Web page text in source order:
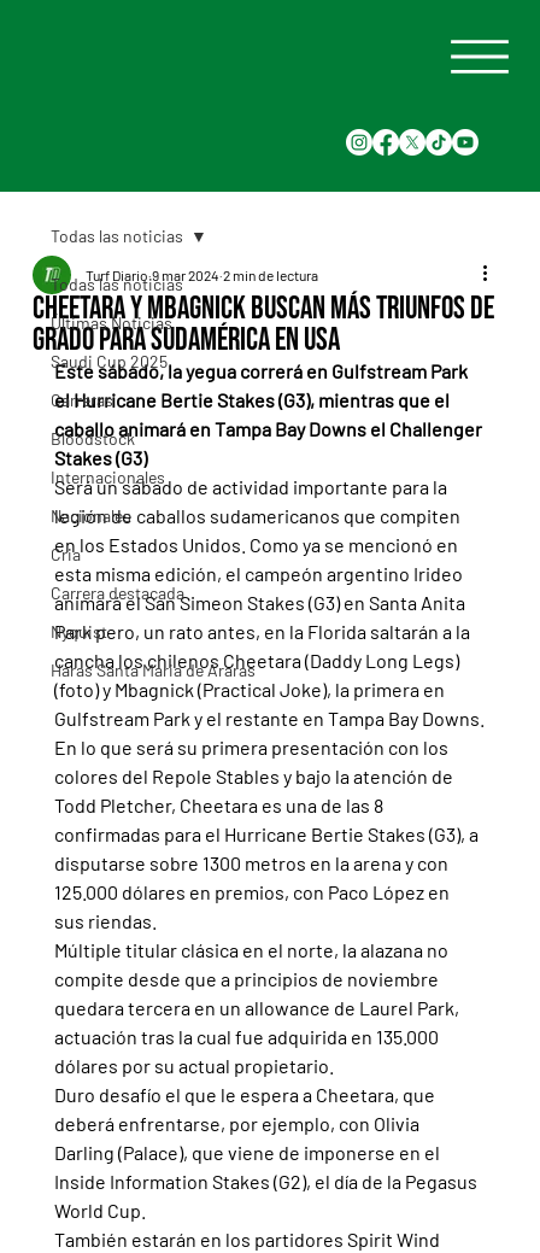
Todas las noticias
Últimas Noticias
Saudi Cup 2025
Carreras
Bloodstock
Internacionales
Nacionales
Cria
Carrera destacada
Nyquist
Haras Santa Maria de Araras
Todas las noticias
Cheetara y Mbagnick buscan más triunfos de
grado para Sudamérica en USA
Turf Diario 9 mar 2024 2 min de lectura
Este sábado, la yegua correrá en Gulfstream Park
el Hurricane Bertie Stakes (G3), mientras que el
caballo animará en Tampa Bay Downs el Challenger
Stakes (G3)
Será un sábado de actividad importante para la
legión de caballos sudamericanos que compiten
en los Estados Unidos. Como ya se mencionó en
esta misma edición, el campeón argentino Irideo
animará el San Simeon Stakes (G3) en Santa Anita
Park pero, un rato antes, en la Florida saltarán a la
cancha los chilenos Cheetara (Daddy Long Legs)
(foto) y Mbagnick (Practical Joke), la primera en
Gulfstream Park y el restante en Tampa Bay Downs.
En lo que será su primera presentación con los
colores del Repole Stables y bajo la atención de
Todd Pletcher, Cheetara es una de las 8
confirmadas para el Hurricane Bertie Stakes (G3), a
disputarse sobre 1300 metros en la arena y con
125.000 dólares en premios, con Paco López en
sus riendas.
Múltiple titular clásica en el norte, la alazana no
compite desde que a principios de noviembre
quedara tercera en un allowance de Laurel Park,
actuación tras la cual fue adquirida en 135.000
dólares por su actual propietario.
Duro desafío el que le espera a Cheetara, que
deberá enfrentarse, por ejemplo, con Olivia
Darling (Palace), que viene de imponerse en el
Inside Information Stakes (G2), el día de la Pegasus
World Cup.
También estarán en los partidores Spirit Wind